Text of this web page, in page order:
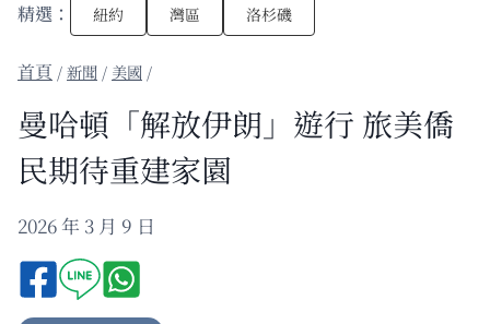
精選： 紐約 灣區 洛杉磯
/新聞 / 美國 /
曼哈頓「解放伊朗」遊行 旅美僑
民期待重建家園
2026 年 3 月 9 日